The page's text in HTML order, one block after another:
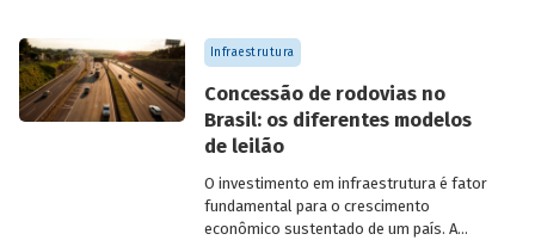
Infraestrutura
Concessão de rodovias no
Brasil: os diferentes modelos
de leilão
O investimento em infraestrutura é fator
fundamental para o crescimento
econômico sustentado de um país. A